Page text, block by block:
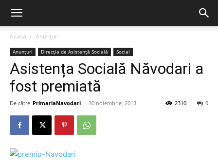
Acasă Anunțuri
Anunțuri Direcția de Asistență Socială Social
Asistența Socială Năvodari a
fost premiată
De către PrimariaNavodari - 30 noiembrie, 2013 0
2310